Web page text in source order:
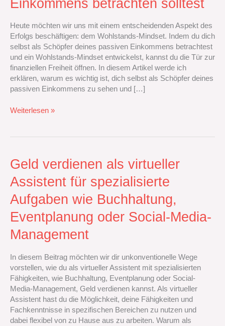
Heute möchten wir uns mit einem entscheidenden Aspekt des
Erfolgs beschäftigen: dem Wohlstands-Mindset. Indem du dich
selbst als Schöpfer deines passiven Einkommens betrachtest
und ein Wohlstands-Mindset entwickelst, kannst du die Tür zur
finanziellen Freiheit öffnen. In diesem Artikel werde ich
erklären, warum es wichtig ist, dich selbst als Schöpfer deines
passiven Einkommens zu sehen und […]
dich
als
Schöpfer
deines
passiven
Einkommens
betrachten
solltest
Weiterlesen »
Geld verdienen als virtueller
Assistent für spezialisierte
Aufgaben wie Buchhaltung,
Eventplanung oder Social-Media-
Management
In diesem Beitrag möchten wir dir unkonventionelle Wege
vorstellen, wie du als virtueller Assistent mit spezialisierten
Fähigkeiten, wie Buchhaltung, Eventplanung oder Social-
Media-Management, Geld verdienen kannst. Als virtueller
Assistent hast du die Möglichkeit, deine Fähigkeiten und
Fachkenntnisse in spezifischen Bereichen zu nutzen und
dabei flexibel von zu Hause aus zu arbeiten. Warum als
Geld
verdienen
als
Assistent
für
spezialisierte
Aufgaben
Buchhaltung,
Eventplanung
oder
Social-
Media-
Management